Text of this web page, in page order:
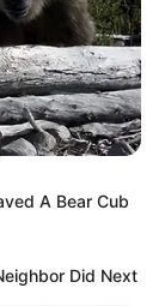
A Bear Cub
Did Next